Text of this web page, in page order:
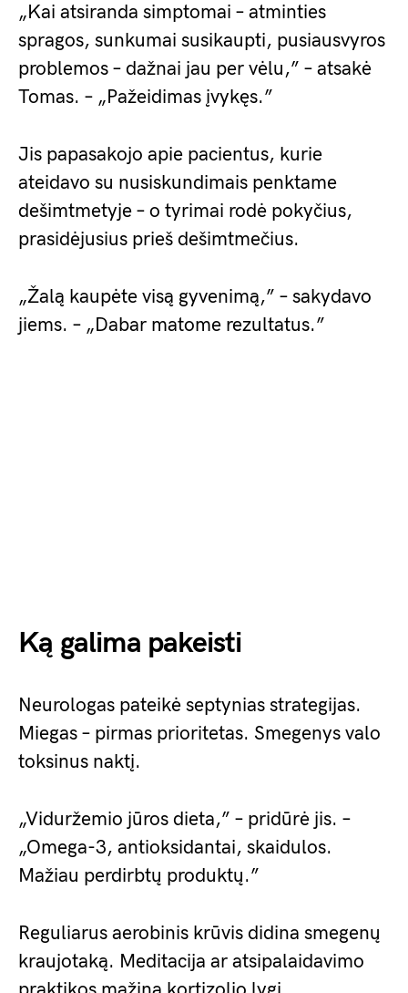
„Kai atsiranda simptomai – atminties
spragos, sunkumai susikaupti, pusiausvyros
problemos – dažnai jau per vėlu,” – atsakė
Tomas. – „Pažeidimas įvykęs.”
Jis papasakojo apie pacientus, kurie
ateidavo su nusiskundimais penktame
dešimtmetyje – o tyrimai rodė pokyčius,
prasidėjusius prieš dešimtmečius.
„Žalą kaupėte visą gyvenimą,” – sakydavo
jiems. – „Dabar matome rezultatus.”
Ką galima pakeisti
Neurologas pateikė septynias strategijas.
Miegas – pirmas prioritetas. Smegenys valo
toksinus naktį.
„Viduržemio jūros dieta,” – pridūrė jis. –
„Omega-3, antioksidantai, skaidulos.
Mažiau perdirbtų produktų.”
Reguliarus aerobinis krūvis didina smegenų
kraujotaką. Meditacija ar atsipalaidavimo